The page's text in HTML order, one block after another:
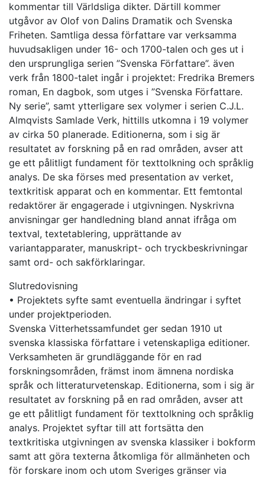
kommentar till Världsliga dikter. Därtill kommer
utgåvor av Olof von Dalins Dramatik och Svenska
Friheten. Samtliga dessa författare var verksamma
huvudsakligen under 16- och 1700-talen och ges ut i
den ursprungliga serien ”Svenska Författare”. även
verk från 1800-talet ingår i projektet: Fredrika Bremers
roman, En dagbok, som utges i ”Svenska Författare.
Ny serie”, samt ytterligare sex volymer i serien C.J.L.
Almqvists Samlade Verk, hittills utkomna i 19 volymer
av cirka 50 planerade. Editionerna, som i sig är
resultatet av forskning på en rad områden, avser att
ge ett pålitligt fundament för texttolkning och språklig
analys. De ska förses med presentation av verket,
textkritisk apparat och en kommentar. Ett femtontal
redaktörer är engagerade i utgivningen. Nyskrivna
anvisningar ger handledning bland annat ifråga om
textval, textetablering, upprättande av
variantapparater, manuskript- och tryckbeskrivningar
samt ord- och sakförklaringar.
Slutredovisning
• Projektets syfte samt eventuella ändringar i syftet
under projektperioden.
Svenska Vitterhetssamfundet ger sedan 1910 ut
svenska klassiska författare i vetenskapliga editioner.
Verksamheten är grundläggande för en rad
forskningsområden, främst inom ämnena nordiska
språk och litteraturvetenskap. Editionerna, som i sig är
resultatet av forskning på en rad områden, avser att
ge ett pålitligt fundament för texttolkning och språklig
analys. Projektet syftar till att fortsätta den
textkritiska utgivningen av svenska klassiker i bokform
samt att göra texterna åtkomliga för allmänheten och
för forskare inom och utom Sveriges gränser via